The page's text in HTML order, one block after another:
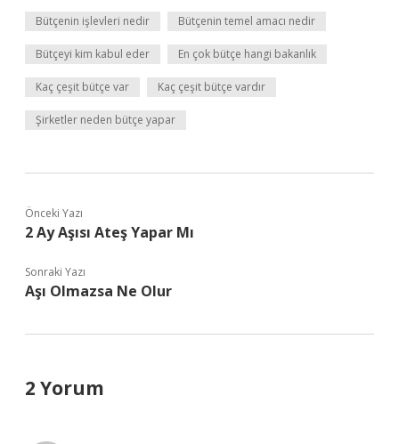
Bütçenin işlevleri nedir Bütçenin temel amacı nedir
Bütçeyi kim kabul eder En çok bütçe hangi bakanlık
Kaç çeşit bütçe var Kaç çeşit bütçe vardır
Şirketler neden bütçe yapar
Önceki Yazı
2 Ay Aşısı Ateş Yapar Mı
Sonraki Yazı
Aşı Olmazsa Ne Olur
2 Yorum